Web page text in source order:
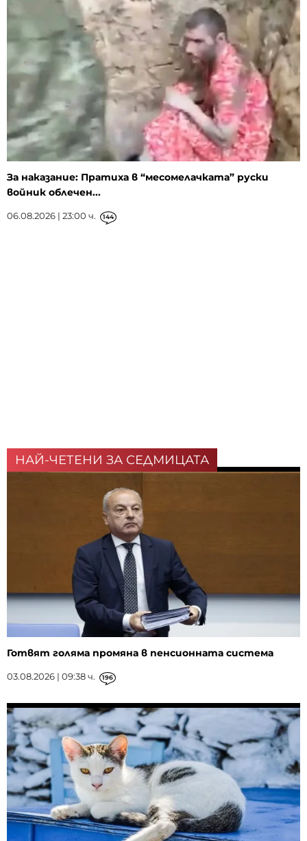
За наказание: Пратиха в “месомелачката” руски
войник облечен...
06.08.2026 | 23:00 ч. 144
НАЙ-ЧЕТЕНИ ЗА СЕДМИЦАТА
Готвят голяма промяна в пенсионната система
03.08.2026 | 09:38 ч. 196